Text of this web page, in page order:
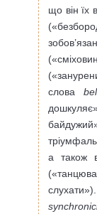
що він їх
слова
а також